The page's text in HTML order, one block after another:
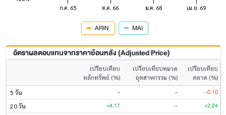
ARIN MAI
อัตราผลตอบแทนจากราคาย้อนหลัง (Adjusted Price)
เปรียบเทียบ
หลักทรัพย์ (%)
เปรียบเทียบหมวด
อุตสาหกรรม (%)
เปรียบเทียบ
ตลาด (%)
5 วัน
- - -0.10
20 วัน +4.17 -
+2.24